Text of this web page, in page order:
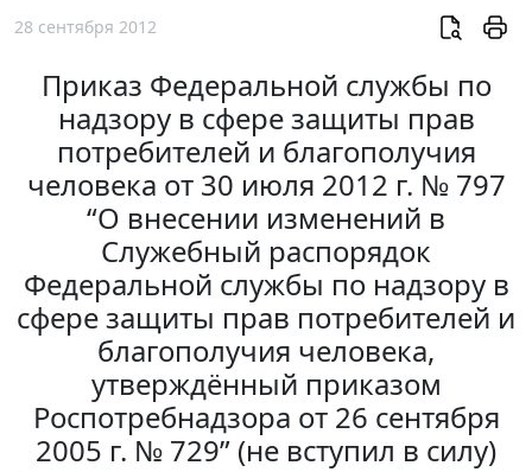
28 сентября 2012
Приказ Федеральной службы по
надзору в сфере защиты прав
потребителей и благополучия
человека от 30 июля 2012 г. № 797
“О внесении изменений в
Служебный распорядок
Федеральной службы по надзору в
сфере защиты прав потребителей и
благополучия человека,
утверждённый приказом
Роспотребнадзора от 26 сентября
2005 г. № 729” (не вступил в силу)